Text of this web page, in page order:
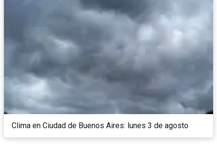
Clima en Ciudad de Buenos Aires: lunes 3 de agosto